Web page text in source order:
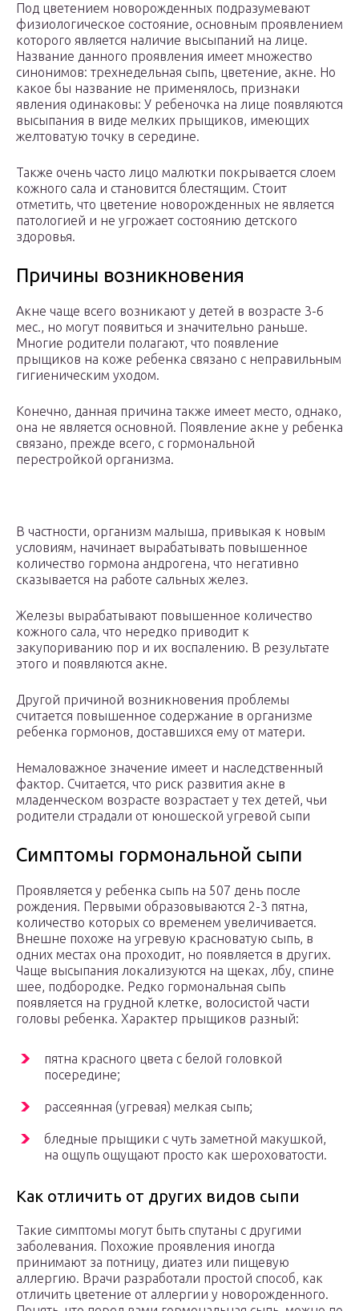
Под цветением новорожденных подразумевают
физиологическое состояние, основным проявлением
которого является наличие высыпаний на лице.
Название данного проявления имеет множество
синонимов: трехнедельная сыпь, цветение, акне. Но
какое бы название не применялось, признаки
явления одинаковы: У ребеночка на лице появляются
высыпания в виде мелких прыщиков, имеющих
желтоватую точку в середине.
Также очень часто лицо малютки покрывается слоем
кожного сала и становится блестящим. Стоит
отметить, что цветение новорожденных не является
патологией и не угрожает состоянию детского
здоровья.
Причины возникновения
Акне чаще всего возникают у детей в возрасте 3-6
мес., но могут появиться и значительно раньше.
Многие родители полагают, что появление
прыщиков на коже ребенка связано с неправильным
гигиеническим уходом.
Конечно, данная причина также имеет место, однако,
она не является основной. Появление акне у ребенка
связано, прежде всего, с гормональной
перестройкой организма.
В частности, организм малыша, привыкая к новым
условиям, начинает вырабатывать повышенное
количество гормона андрогена, что негативно
сказывается на работе сальных желез.
Железы вырабатывают повышенное количество
кожного сала, что нередко приводит к
закупориванию пор и их воспалению. В результате
этого и появляются акне.
Другой причиной возникновения проблемы
считается повышенное содержание в организме
ребенка гормонов, доставшихся ему от матери.
Немаловажное значение имеет и наследственный
фактор. Считается, что риск развития акне в
младенческом возрасте возрастает у тех детей, чьи
родители страдали от юношеской угревой сыпи
Симптомы гормональной сыпи
Проявляется у ребенка сыпь на 507 день после
рождения. Первыми образовываются 2-3 пятна,
количество которых со временем увеличивается.
Внешне похоже на угревую красноватую сыпь, в
одних местах она проходит, но появляется в других.
Чаще высыпания локализуются на щеках, лбу, спине
шее, подбородке. Редко гормональная сыпь
появляется на грудной клетке, волосистой части
головы ребенка. Характер прыщиков разный:
пятна красного цвета с белой головкой
посередине;
рассеянная (угревая) мелкая сыпь;
бледные прыщики с чуть заметной макушкой,
на ощупь ощущают просто как шероховатости.
Как отличить от других видов сыпи
Такие симптомы могут быть спутаны с другими
заболевания. Похожие проявления иногда
принимают за потницу, диатез или пищевую
аллергию. Врачи разработали простой способ, как
отличить цветение от аллергии у новорожденного.